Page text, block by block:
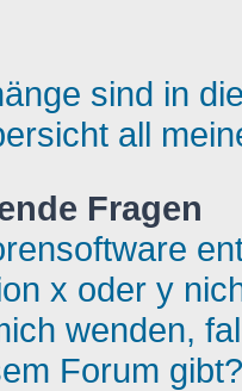
sind in
all
Fragen
x oder y
wenden,
Forum gibt?